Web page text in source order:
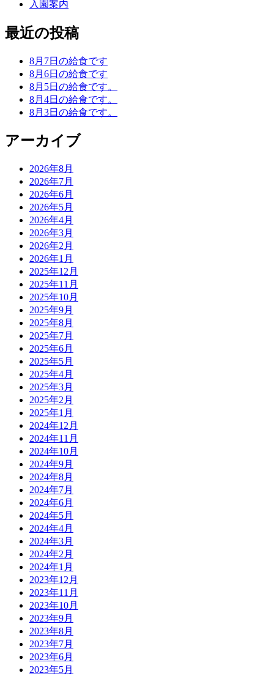
入園案内
最近の投稿
8月7日の給食です
8月6日の給食です
8月5日の給食です。
8月4日の給食です。
8月3日の給食です。
アーカイブ
2026年8月
2026年7月
2026年6月
2026年5月
2026年4月
2026年3月
2026年2月
2026年1月
2025年12月
2025年11月
2025年10月
2025年9月
2025年8月
2025年7月
2025年6月
2025年5月
2025年4月
2025年3月
2025年2月
2025年1月
2024年12月
2024年11月
2024年10月
2024年9月
2024年8月
2024年7月
2024年6月
2024年5月
2024年4月
2024年3月
2024年2月
2024年1月
2023年12月
2023年11月
2023年10月
2023年9月
2023年8月
2023年7月
2023年6月
2023年5月